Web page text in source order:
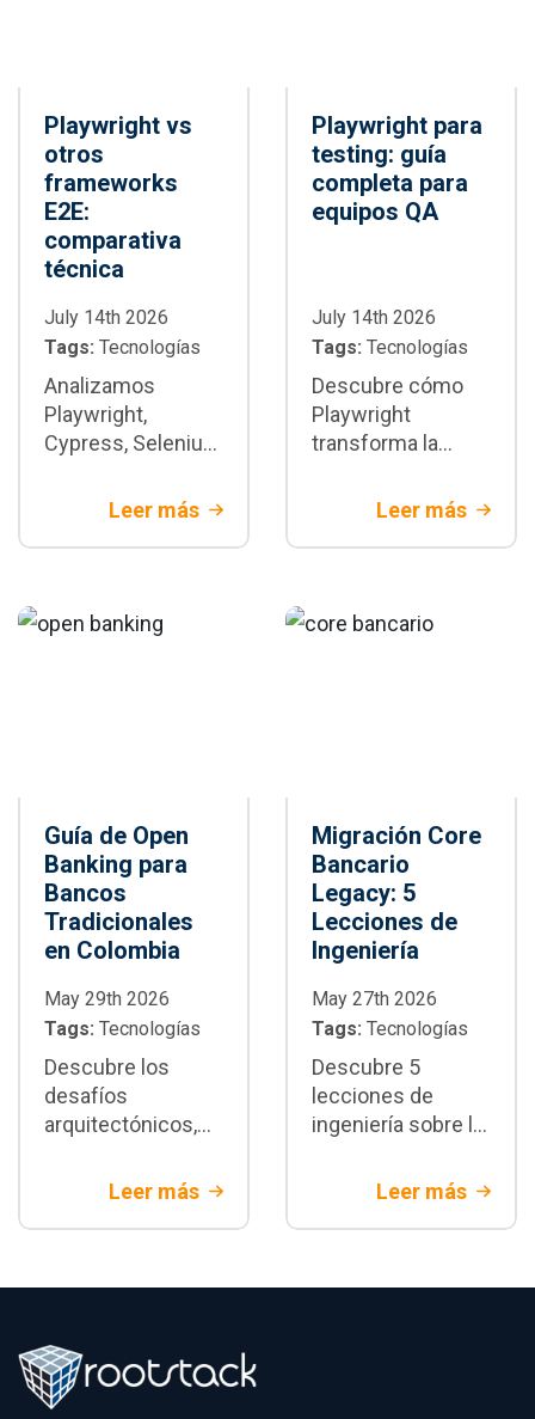
Playwright vs
otros
frameworks
E2E:
comparativa
técnica
July 14th 2026
Tags: Tecnologías
Analizamos
Playwright,
Cypress, Selenium
criterios técnicos
Descubre cuándo
mejor decisión
para tu proyecto.
Leer más
Playwright para
testing: guía
completa para
equipos QA
July 14th 2026
Tags: Tecnologías
Descubre cómo
Playwright
transforma la
pruebas E2E:
paralelización,
buenas prácticas y
Leer más
Guía de Open
Banking para
Bancos
Tradicionales
en Colombia
May 29th 2026
Tags: Tecnologías
Descubre los
desafíos
arquitectónicos,
integración del
Colombia. Aprende
tecnología para
Leer más
Migración Core
Bancario
Legacy: 5
Lecciones de
Ingeniería
May 27th 2026
Tags: Tecnologías
Descubre 5
lecciones de
ingeniería sobre la
bancario legacy.
arquitectura y
riesgos
Leer más